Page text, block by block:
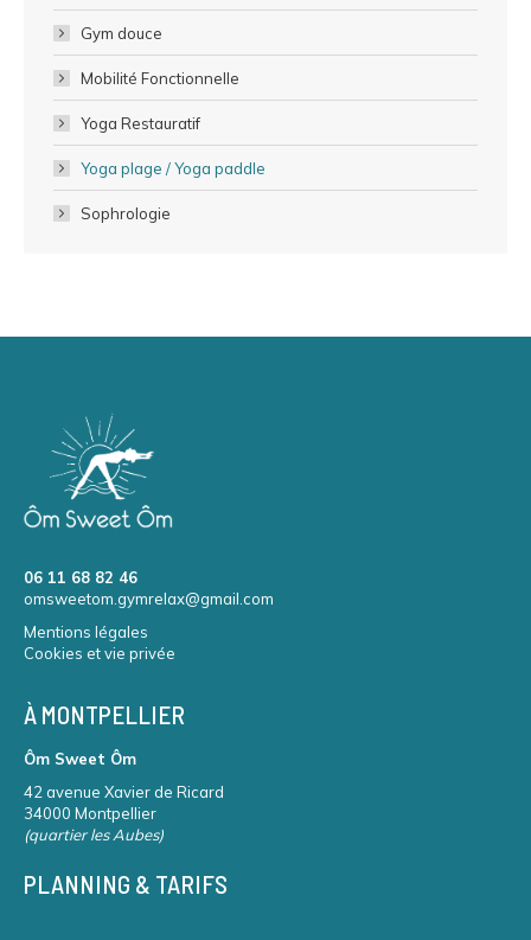
Gym douce
Mobilité Fonctionnelle
Yoga Restauratif
Yoga plage / Yoga paddle
Sophrologie
06 11 68 82 46
omsweetom.gymrelax@gmail.com
Mentions légales
Cookies et vie privée
À MONTPELLIER
Ôm Sweet Ôm
42 avenue Xavier de Ricard
34000 Montpellier
(quartier les Aubes)
PLANNING & TARIFS